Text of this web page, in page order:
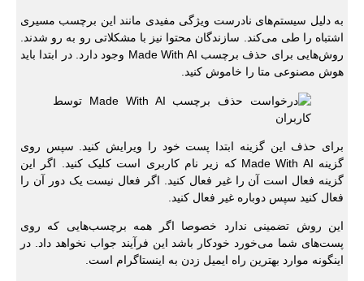
به دلیل سیستم‌های نادرست ویژگی مفیدی مانند این برچسب مسیری
اشتباه را طی می‌کند. سازندگان محتوا نیز با مشکلاتی رو به رو شدند.
روش‌هایی برای حذف برچسب Made With AI وجود دارد. در ابتدا باید
هوش مصنوعی متا را خاموش کنید.
برای حذف این گزینه ابتدا پست خود را ویرایش کنید. سپس روی
گزینه Made With AI که زیر نام کاربری است کلیک کنید. اگر این
گزینه فعال است آن را غیر فعال کنید. اگر فعال نیست یک دور آن را
فعال کنید سپس دوباره غیر فعال کنید.
این روش تضمینی ندارد خصوصا اگر همه برچسب‌هایی که روی
پست‌های شما می‌خورد خودکار باشد این فرآیند جواب نخواهد داد. در
اینگونه موارد بهترین راه ایمیل زدن به اینستاگرام است.